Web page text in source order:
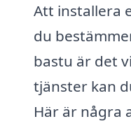
Att installera
du
bastu är det
tjänster kan
Här är några